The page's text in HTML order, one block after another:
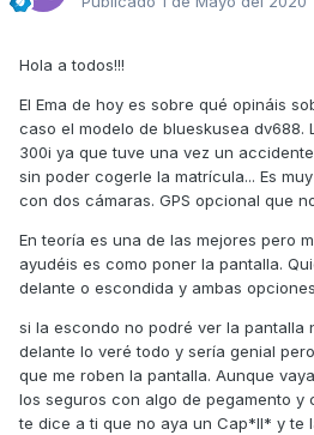
Hola a todos!!!
El Ema de hoy es sobre qué opináis
caso el modelo de blueskusea dv688.
300i ya que tuve una vez un
sin poder cogerle la matrícula... Es
con dos cámaras. GPS opcional que
En teoría es una de las mejores pero
ayudéis es como poner la pantalla.
delante o escondida y ambas
si la escondo no podré ver la pantalla
delante lo veré todo y sería genial
que me roben la pantalla. Aunque
los seguros con algo de pegamento y
te dice a ti que no aya un Cap*ll* y te